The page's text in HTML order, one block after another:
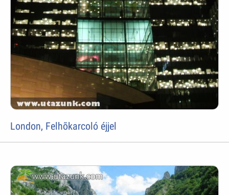
London, Felhõkarcoló éjjel